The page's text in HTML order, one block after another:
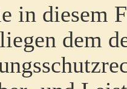
in diesem
dem